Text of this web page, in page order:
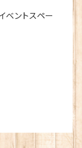
ントスペー